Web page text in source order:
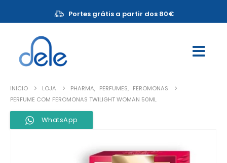
Portes grátis a partir dos 80€
INICIO LOJA PHARMA, PERFUMES, FEROMONAS
PERFUME COM FEROMONAS TWILIGHT WOMAN 50ML
WhatsApp